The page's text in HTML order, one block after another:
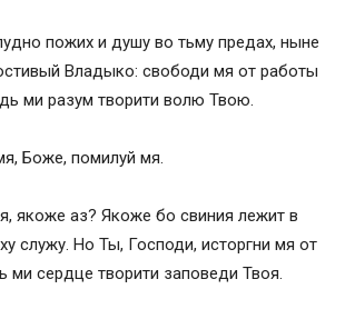
пожих и душу во тьму предах, ныне
Владыко: свободи мя от работы
ми разум творити волю Твою.
Боже, помилуй мя.
якоже аз? Якоже бо свиния лежит в
служу. Но Ты, Господи, исторгни мя от
ми сердце творити заповеди Твоя.